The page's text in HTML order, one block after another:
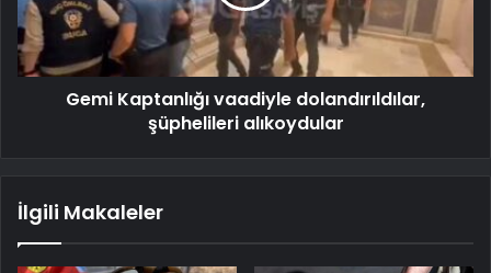
Gemi Kaptanlığı vaadiyle dolandırıldılar,
şüphelileri alıkoydular
İlgili Makaleler